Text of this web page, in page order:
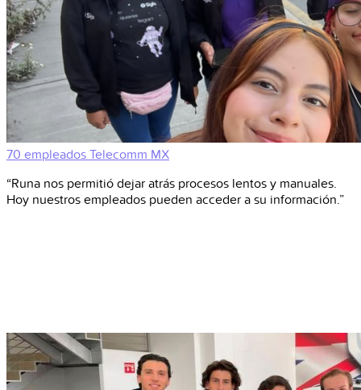
70 empleados Telecomm MX
“Runa nos permitió dejar atrás procesos lentos y manuales.
Hoy nuestros empleados pueden acceder a su información.”